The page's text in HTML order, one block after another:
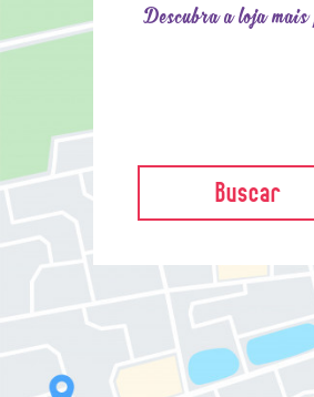
Descubra a loja mais
Buscar